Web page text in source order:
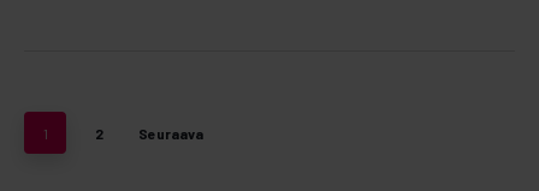
1 2 Seuraava